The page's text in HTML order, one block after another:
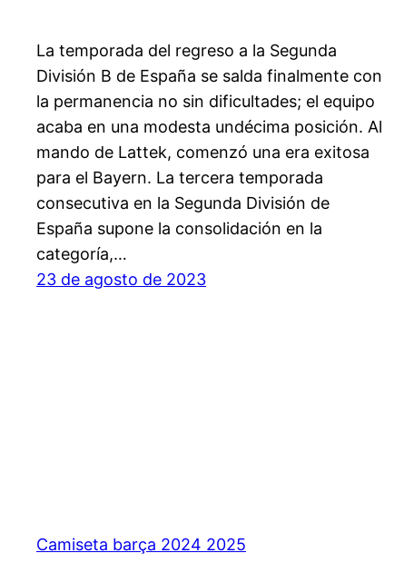
La temporada del regreso a la Segunda
División B de España se salda finalmente con
la permanencia no sin dificultades; el equipo
acaba en una modesta undécima posición. Al
mando de Lattek, comenzó una era exitosa
para el Bayern. La tercera temporada
consecutiva en la Segunda División de
España supone la consolidación en la
categoría,…
23 de agosto de 2023
Camiseta barça 2024 2025